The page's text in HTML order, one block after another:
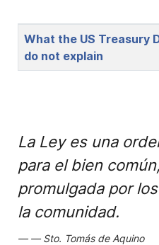
Title
What the US Treasury
do not explain
La Ley es una
para el bien
promulgada por
la comunidad.
Sto. Tomás de Aquino